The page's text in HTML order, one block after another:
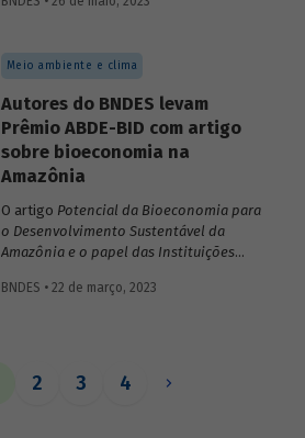
saúde no território da Amazônia Legal,
Meio ambiente e clima
Autores do BNDES levam
Prêmio ABDE-BID com artigo
sobre bioeconomia na
Amazônia
O artigo Potencial da Bioeconomia para
o Desenvolvimento Sustentável da
Amazônia e o papel das Instituições
Leonardo Pamplona, Nabil Kadri e Julio
sustentável, inclusivo e inovativo” do
BNDES • 22 de março, 2023
2 3 4